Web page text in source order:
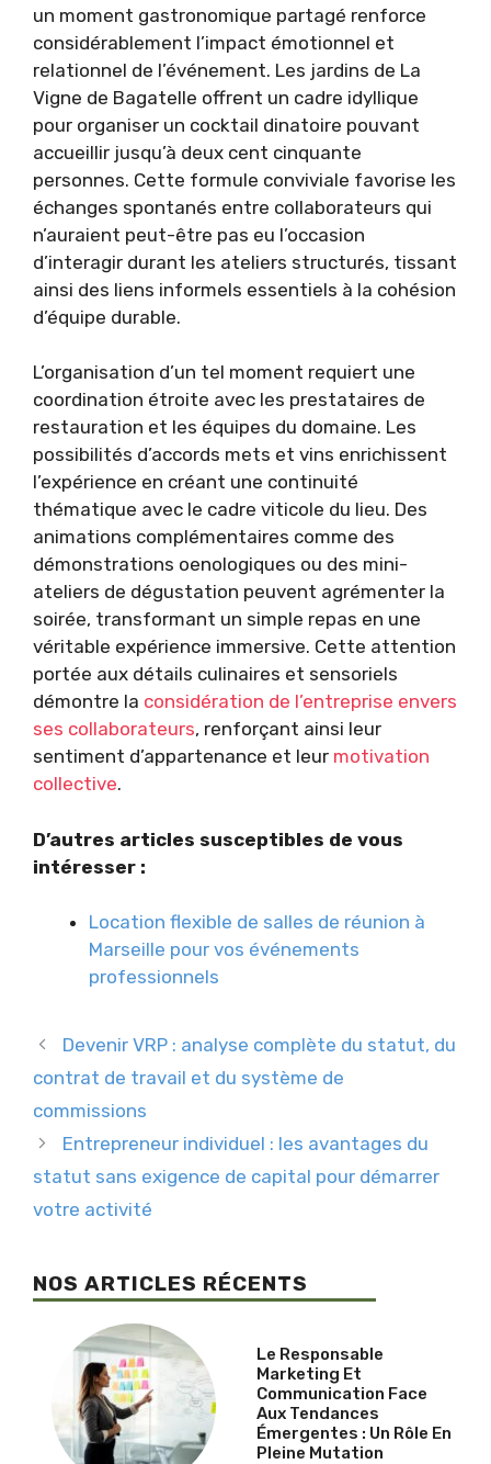
un moment gastronomique partagé renforce
considérablement l’impact émotionnel et
relationnel de l’événement. Les jardins de La
Vigne de Bagatelle offrent un cadre idyllique
pour organiser un cocktail dinatoire pouvant
accueillir jusqu’à deux cent cinquante
personnes. Cette formule conviviale favorise les
échanges spontanés entre collaborateurs qui
n’auraient peut-être pas eu l’occasion
d’interagir durant les ateliers structurés, tissant
ainsi des liens informels essentiels à la cohésion
d’équipe durable.
L’organisation d’un tel moment requiert une
coordination étroite avec les prestataires de
restauration et les équipes du domaine. Les
possibilités d’accords mets et vins enrichissent
l’expérience en créant une continuité
thématique avec le cadre viticole du lieu. Des
animations complémentaires comme des
démonstrations oenologiques ou des mini-
ateliers de dégustation peuvent agrémenter la
soirée, transformant un simple repas en une
véritable expérience immersive. Cette attention
portée aux détails culinaires et sensoriels
démontre la considération de l’entreprise envers
ses collaborateurs, renforçant ainsi leur
sentiment d’appartenance et leur motivation
collective.
D’autres articles susceptibles de vous
intéresser :
Location flexible de salles de réunion à
Marseille pour vos événements
professionnels
Devenir VRP : analyse complète du statut, du
contrat de travail et du système de
commissions
Entrepreneur individuel : les avantages du
statut sans exigence de capital pour démarrer
votre activité
NOS ARTICLES RÉCENTS
Le Responsable
Marketing Et
Communication Face
Aux Tendances
Émergentes : Un Rôle En
Pleine Mutation